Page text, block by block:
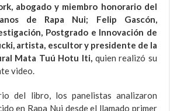
abogado y miembro honorario del
de Rapa Nui; Felip Gascón,
Postgrado e Innovación de
artista, escultor y presidente de la
Mata Tuú Hotu Iti, quien realizó su
video.
del libro, los panelistas analizaron
en Rapa Nui desde el llamado primer